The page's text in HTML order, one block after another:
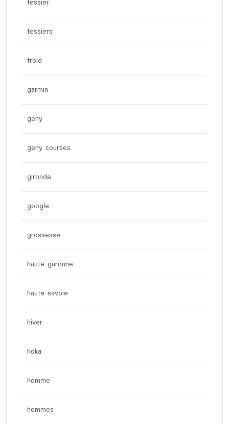
fessier
fessiers
froid
garmin
geny
geny courses
gironde
google
grossesse
haute garonne
haute savoie
hiver
hoka
homme
hommes